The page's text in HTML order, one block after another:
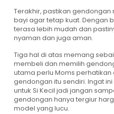
Terakhir, pastikan
bayi agar tetap kuat. Dengan
terasa lebih mudah dan
nyaman dan juga aman.
Tiga hal di atas memang
membeli dan memilih
utama perlu Moms
gendongan itu sendiri. Ingat
untuk Si Kecil jadi jangan
gendongan hanya tergiur
model yang lucu.